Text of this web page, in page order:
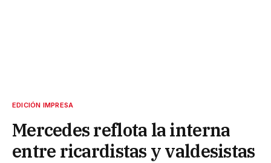
EDICIÓN IMPRESA
Mercedes reflota la interna
entre ricardistas y valdesistas